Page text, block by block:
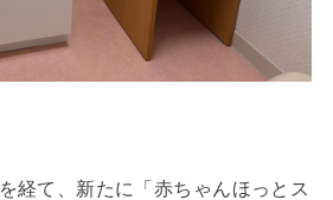
経て、新たに「赤ちゃんほっとス